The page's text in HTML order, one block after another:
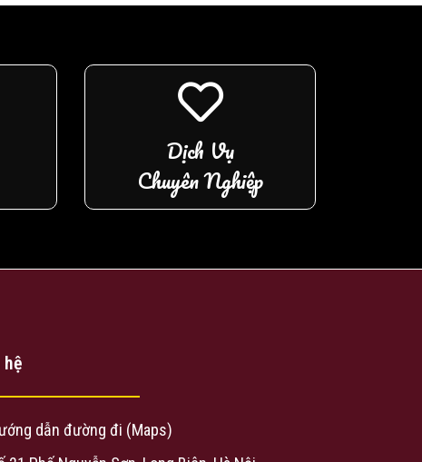
Dịch Vụ
Chuyên Nghiệp
hệ
dẫn đường đi (Maps)